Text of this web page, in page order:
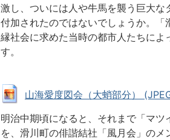
激し、ついには人や牛馬を襲う巨大
付加されたのではないでしょうか。
縁社会に求めた当時の都市人たちによ
す。
山海愛度図会（大蛸部分）
明治中期頃になると、それまで「マ
を、滑川町の俳諧結社「風月会」の